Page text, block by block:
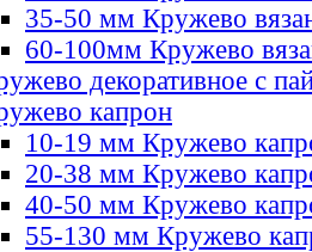
35-50 мм Кружево
60-100мм Кружево
декоративное с
капрон
10-19 мм Кружево
20-38 мм Кружево
40-50 мм Кружево
55-130 мм Кружево